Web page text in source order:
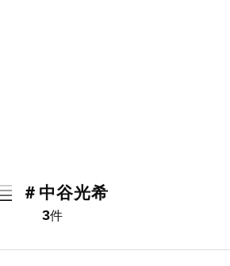
＃中谷光希
3件